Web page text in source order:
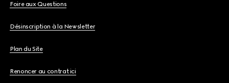
Foire aux Questions
Désinscription à la Newsletter
Plan du Site
Renoncer au contrat ici